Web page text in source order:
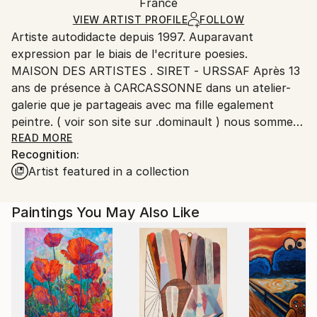
Ships in a Box
and adhering to Saatchi Art’spackaging guidelines.
Ships From:
France.
France
VIEW ARTIST PROFILE FOLLOW
Artiste autodidacte depuis 1997. Auparavant
expression par le biais de l'ecriture poesies.
MAISON DES ARTISTES . SIRET - URSSAF Après 13
ans de présence à CARCASSONNE dans un atelier-
galerie que je partageais avec ma fille egalement
peintre. ( voir son site sur .dominault ) nous sommes
dans un village à la campagne, 18 km de
CARCASSONNE, au coeur du Massif boisé de la
Malepère.
nouvelle inspiration.Self-taught artist since 1997.
Previously expression through poetry writing.
Registered at the MAISON DES ARTISTES. URSSAF
After 13 years of presence in CARCASSONNE in a
workshop-gallery that I shared with my daughter
also painter. (See his website on .dominault) we just
moved to a workshop in the countryside, 18 km from
READ MORE
Recognition:
Artist featured in a collection
Paintings You May Also Like